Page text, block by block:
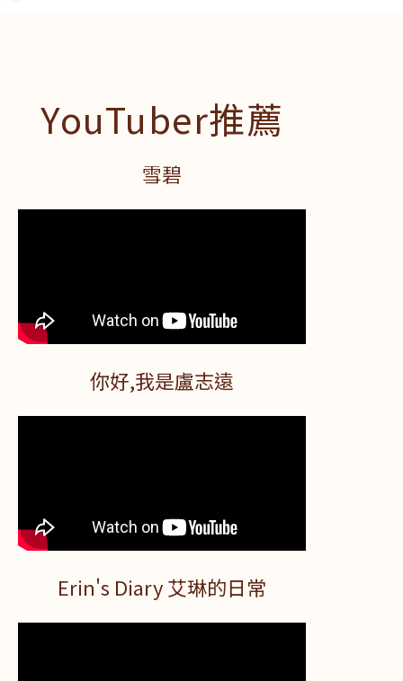
YouTuber推薦
雪碧
你好,我是盧志遠
Erin's Diary 艾琳的日常